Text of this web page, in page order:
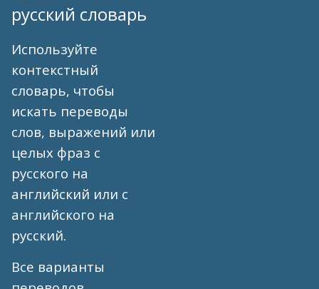
русский словарь
Используйте
контекстный
словарь, чтобы
искать переводы
слов, выражений или
целых фраз с
русского на
английский или с
английского на
русский.
Все варианты